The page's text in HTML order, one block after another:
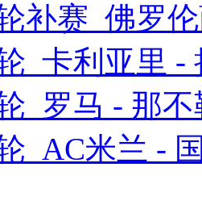
补赛 佛罗
卡利亚里 -
罗马 - 那
AC米兰 -